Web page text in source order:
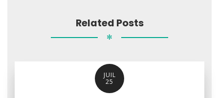
Related Posts
✻
JUIL
25